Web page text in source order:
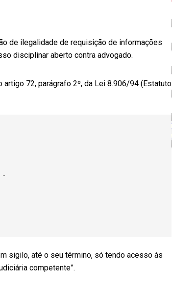
de ilegalidade de requisição de informações
disciplinar aberto contra advogado.
72, parágrafo 2º, da Lei 8.906/94 (Estatuto
sigilo, até o seu término, só tendo acesso às
competente”.